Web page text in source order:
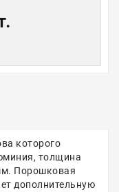
которого
толщина
Порошковая
дополнительную